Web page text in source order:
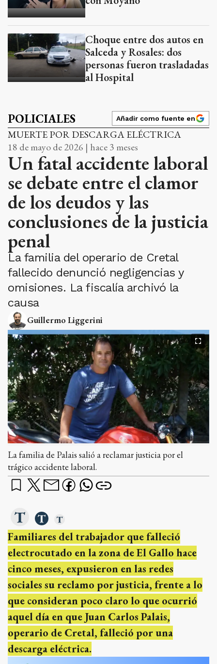
Choque entre dos autos en
Salceda y Rosales: dos
personas fueron trasladadas
al Hospital
POLICIALES Añadir como fuente en
MUERTE POR DESCARGA ELÉCTRICA
18 de mayo de 2026 | hace 3 meses
Un fatal accidente laboral
se debate entre el clamor
de los deudos y las
conclusiones de la justicia
penal
La familia del operario de Cretal
fallecido denunció negligencias y
omisiones. La fiscalía archivó la
causa
Guillermo Liggerini
La familia de Palais salió a reclamar justicia por el
trágico accidente laboral.
Familiares del trabajador que falleció
electrocutado en la zona de El Gallo hace
cinco meses, expusieron en las redes
sociales su reclamo por justicia, frente a lo
que consideran poco claro lo que ocurrió
aquel día en que Juan Carlos Palais,
operario de Cretal, falleció por una
descarga eléctrica.